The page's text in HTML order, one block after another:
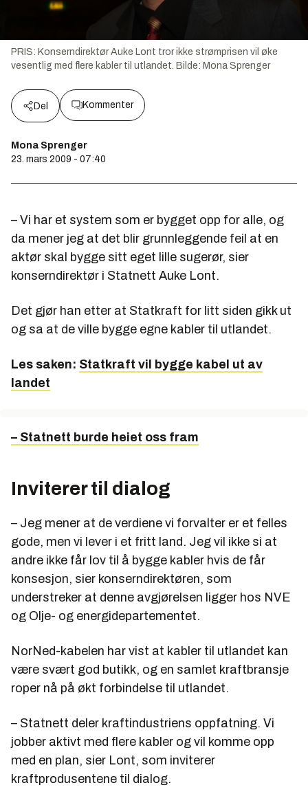
PRIS: Konserndirektør Auke Lont tror ikke strømprisen vil øke
vesentlig med flere kabler til utlandet. Bilde: Mona Sprenger
Del Kommenter
Mona Sprenger
23. mars 2009 - 07:40
– Vi har et system som er bygget opp for alle, og
da mener jeg at det blir grunnleggende feil at en
aktør skal bygge sitt eget lille sugerør, sier
konserndirektør i Statnett Auke Lont.
Det gjør han etter at Statkraft for litt siden gikk ut
og sa at de ville bygge egne kabler til utlandet.
Les saken: Statkraft vil bygge kabel ut av
landet
– Statnett burde heiet oss fram
Inviterer til dialog
– Jeg mener at de verdiene vi forvalter er et felles
gode, men vi lever i et fritt land. Jeg vil ikke si at
andre ikke får lov til å bygge kabler hvis de får
konsesjon, sier konserndirektøren, som
understreker at denne avgjørelsen ligger hos NVE
og Olje- og energidepartementet.
NorNed-kabelen har vist at kabler til utlandet kan
være svært god butikk, og en samlet kraftbransje
roper nå på økt forbindelse til utlandet.
– Statnett deler kraftindustriens oppfatning. Vi
jobber aktivt med flere kabler og vil komme opp
med en plan, sier Lont, som inviterer
kraftprodusentene til dialog.